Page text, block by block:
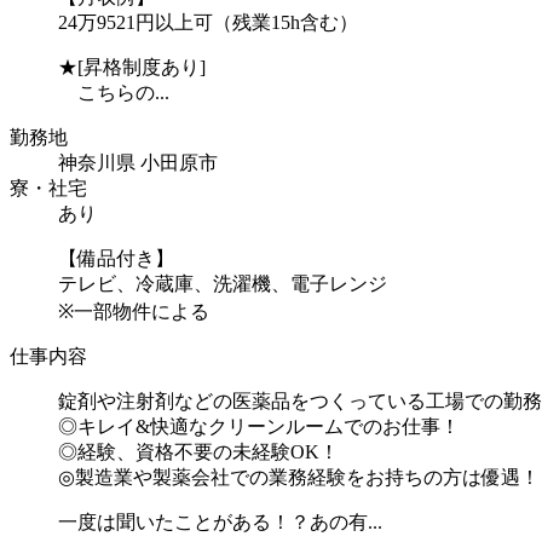
24万9521円以上可（残業15h含む）
★[昇格制度あり]
こちらの...
勤務地
神奈川県 小田原市
寮・社宅
あり
【備品付き】
テレビ、冷蔵庫、洗濯機、電子レンジ
※一部物件による
仕事内容
錠剤や注射剤などの医薬品をつくっている工場での勤
◎キレイ&快適なクリーンルームでのお仕事！
◎経験、資格不要の未経験OK！
◎製造業や製薬会社での業務経験をお持ちの方は優遇！
一度は聞いたことがある！？あの有...